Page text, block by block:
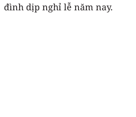
đình dịp nghỉ lễ năm nay.